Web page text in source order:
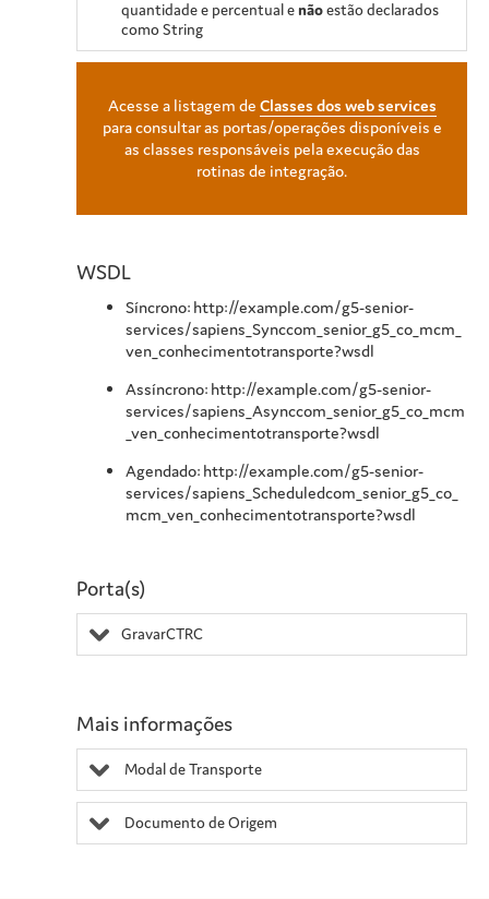
quantidade e percentual e nãoestão declarados
como String
Acesse a listagem de Classes dos web services
para consultar as portas/operações disponíveis e
as classes responsáveis pela execução das
rotinas de integração.
WSDL
Síncrono: http://example.com/g5-senior-
services/sapiens_Synccom_senior_g5_co_mcm_
ven_conhecimentotransporte?wsdl
Assíncrono: http://example.com/g5-senior-
services/sapiens_Asynccom_senior_g5_co_mcm
_ven_conhecimentotransporte?wsdl
Agendado: http://example.com/g5-senior-
services/sapiens_Scheduledcom_senior_g5_co_
mcm_ven_conhecimentotransporte?wsdl
Porta(s)
GravarCTRC
Mais informações
Modal de Transporte
Documento de Origem